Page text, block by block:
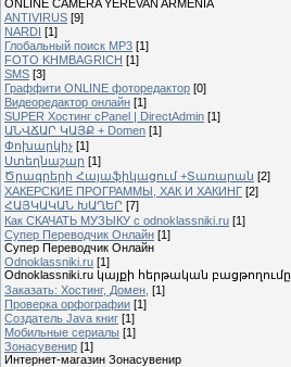
ONLINE CAMERA YEREVAN ARMENIA
ANTIVIRUS [9]
NARDI [1]
Глобальный поиск MP3 [1]
FOTO KHMBAGRICH [1]
SMS [3]
Граффити ONLINE фоторедактор [0]
Видеоредактор онлайн [1]
SUPER Xостинг cPanel | DirectAdmin [1]
ԱՆՎՃԱՐ ԿԱՅՔ + Domen [1]
Փոխարկիչ [1]
Ստեղնաշար [1]
Ծրագրերի Հայաֆիկացում +Տառարան [2]
ХАКЕРСКИЕ ПРОГРАММЫ, ХАК И ХАКИНГ [2]
ՀԱՅԿԱԿԱՆ ԽԱՂԵՐ [7]
Как СКАЧАТЬ МУЗЫКУ с odnoklassniki.ru [1]
Cупер Переводчик Oнлайн [1]
Cупер Переводчик Oнлайн
Odnoklassniki.ru [1]
Odnoklassniki.ru կայքի հերթական բացթողումը
Заказать: Хостинг, Домен, [1]
Проверка орфографии [1]
Создатель Java книг [1]
Мобильные сериалы [1]
Зонасувенир [1]
Интернет-магазин Зонасувенир